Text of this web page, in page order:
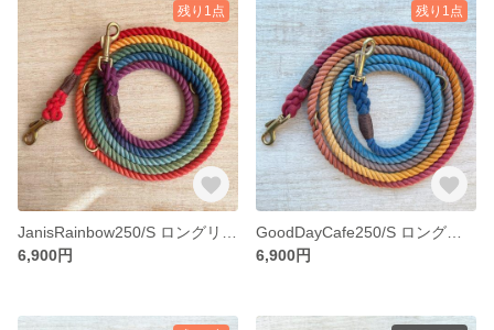
残り1点
6,900円
残り1点
6,900円